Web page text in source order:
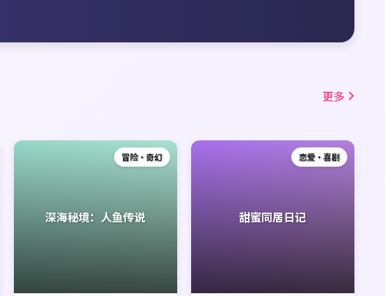
更多
深海秘境：人鱼传说
冒险·奇幻
甜蜜同居日记
恋爱·喜剧